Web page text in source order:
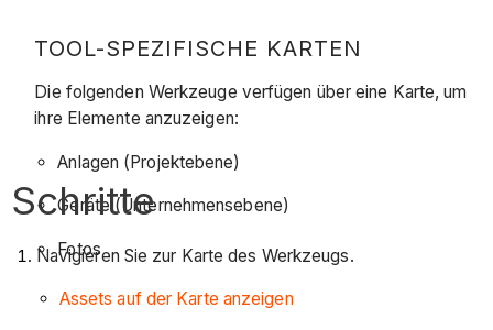
TOOL-SPEZIFISCHE KARTEN
Die folgenden Werkzeuge verfügen über eine Karte, um
ihre Elemente anzuzeigen:
Anlagen (Projektebene)
Geräte (Unternehmensebene)
Fotos
Schritte
Navigieren Sie zur Karte des Werkzeugs.
Assets auf der Karte anzeigen